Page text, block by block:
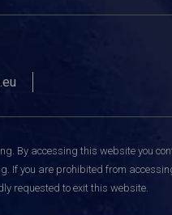
By accessing this website you
If you are prohibited from
requested to exit this website.